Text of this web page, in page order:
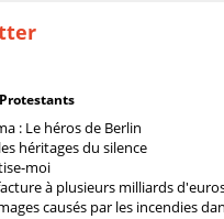
: Le héros de Berlin
héritages du silence
moi
à plusieurs milliards
causés par les incendies